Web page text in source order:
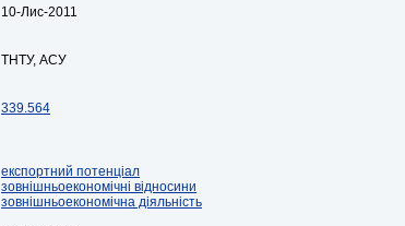
10-Лис-2011
ТНТУ, АСУ
339.564
експортний потенціал
зовнішньоекономічні відносини
зовнішньоекономічна діяльність